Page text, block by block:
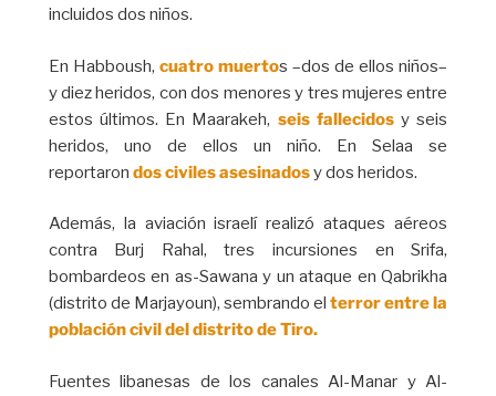
incluidos dos niños.
En Habboush, cuatro muertos –dos de ellos niños–
y diez heridos, con dos menores y tres mujeres entre
estos últimos. En Maarakeh, seis fallecidosy seis
heridos, uno de ellos un niño. En Selaa se
reportaron dos civiles asesinadosy dos heridos.
Además, la aviación israelí realizó ataques aéreos
contra Burj Rahal, tres incursiones en Srifa,
bombardeos en as-Sawana y un ataque en Qabrikha
(distrito de Marjayoun), sembrando elterror entre la
población civil del distrito de Tiro.
Fuentes libanesas de los canales Al-Manar y Al-